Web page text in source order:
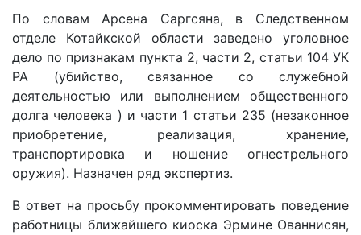
По словам Арсена Саргсяна, в Следственном
отделе Котайкской области заведено уголовное
дело по признакам пункта 2, части 2, статьи 104 УК
РА (убийство, связанное со служебной
деятельностью или выполнением общественного
долга человека ) и части 1 статьи 235 (незаконное
приобретение, реализация, хранение,
транспортировка и ношение огнестрельного
оружия). Назначен ряд экспертиз.
В ответ на просьбу прокомментировать поведение
работницы ближайшего киоска Эрмине Ованнисян,